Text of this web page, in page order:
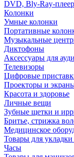
DVD, Bly-Ray-
Колонки
Умные колонки
Портативные
Музыкальные
Диктофоны
Аксессуары для
Телевизоры
Цифровые
Проекторы и
Красота и здоровье
Личные вещи
Зубные щетки и
Бритье, стрижка
Медицинское
Товары для укладки
Часы